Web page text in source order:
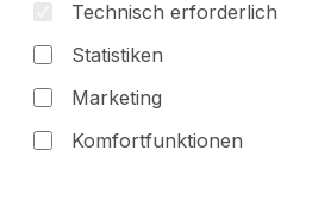
Technisch erforderlich
Statistiken
Marketing
Komfortfunktionen